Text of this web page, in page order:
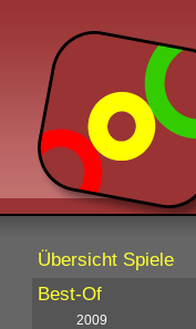
Übersicht Spiele
Best-Of
2009